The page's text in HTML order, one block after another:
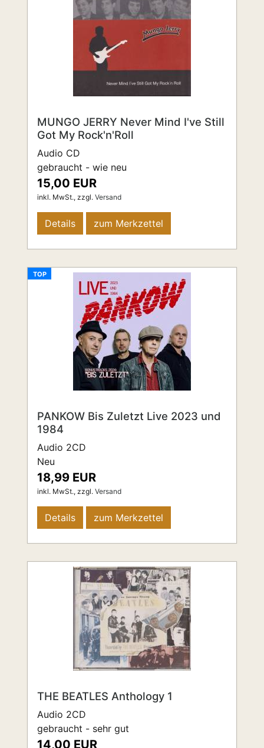
MUNGO JERRY Never Mind I've Still
Got My Rock'n'Roll
Audio CD
gebraucht - wie neu
15,00 EUR
inkl. MwSt., zzgl. Versand
Details zum Merkzettel
TOP
PANKOW Bis Zuletzt Live 2023 und
1984
Audio 2CD
Neu
18,99 EUR
inkl. MwSt., zzgl. Versand
Details zum Merkzettel
THE BEATLES Anthology 1
Audio 2CD
gebraucht - sehr gut
14,00 EUR